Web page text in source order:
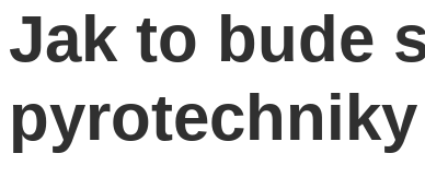
Jak to bude